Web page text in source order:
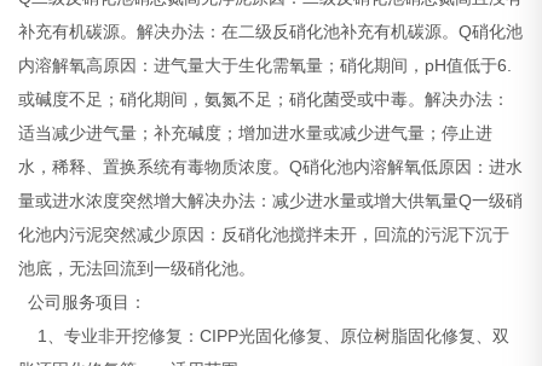
补充有机碳源。解决办法：在二级反硝化池补充有机碳源。Q硝化池
内溶解氧高原因：进气量大于生化需氧量；硝化期间，pH值低于6.
或碱度不足；硝化期间，氨氮不足；硝化菌受或中毒。解决办法：
适当减少进气量；补充碱度；增加进水量或减少进气量；停止进
水，稀释、置换系统有毒物质浓度。Q硝化池内溶解氧低原因：进水
量或进水浓度突然增大解决办法：减少进水量或增大供氧量Q一级硝
化池内污泥突然减少原因：反硝化池搅拌未开，回流的污泥下沉于
池底，无法回流到一级硝化池。
公司服务项目：
1、专业非开挖修复：CIPP光固化修复、原位树脂固化修复、双